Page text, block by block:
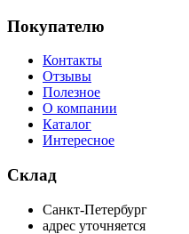
Покупателю
Контакты
Отзывы
Полезное
О компании
Каталог
Интересное
Склад
Санкт-Петербург
адрес уточняется